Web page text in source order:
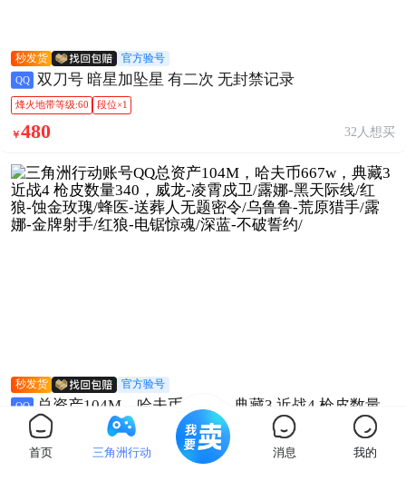
秒发货 官方验号
QQ 双刀号 暗星加坠星 有二次 无封禁记录
烽火地带等级:60 段位×1
￥480 32人想买
秒发货 官方验号
QQ
340，威龙-凌霄戍卫/露娜-黑天际线/红狼-蚀金玫瑰/蜂医-
送葬人无题密令/乌鲁鲁-荒原猎手/露娜-金牌射手/红狼-电
锯惊魂/深蓝-不破誓约/
烽火地带等级:60 段位×1
首页 三角洲行动 消息 我的